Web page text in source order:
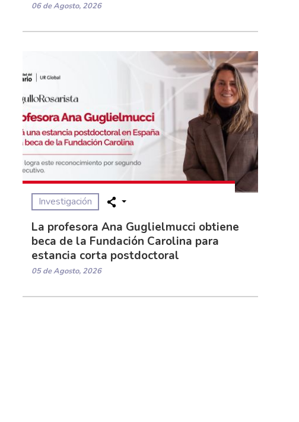
06 de Agosto, 2026
Investigación
La profesora Ana Guglielmucci obtiene
beca de la Fundación Carolina para
estancia corta postdoctoral
05 de Agosto, 2026